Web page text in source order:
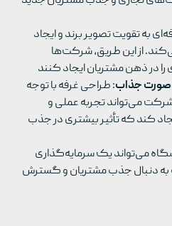
به تقویت تصویر برند و ایجاد
از این طریق، شرکت‌ها
را در ذهن مشتریان ایجاد کنند​
جذاب: طراحی غرفه با توجه
می‌تواند تجربه عملی و
کند که تأثیر بیشتری در جذب
می‌تواند یک سرمایه‌گذاری
به دنبال جذب مشتریان و گسترش